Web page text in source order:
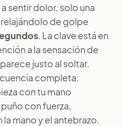
a sentir dolor, solo una
de golpe
. La clave está en
a la sensación de
justo al soltar.
completa:
con tu mano
con fuerza,
mano y el antebrazo.